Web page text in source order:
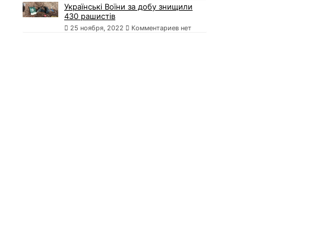
Українські Воїни за добу знищили
430 рашистів
25 ноября, 2022 Комментариев нет